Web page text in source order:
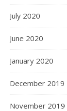
July 2020
June 2020
January 2020
December 2019
November 2019